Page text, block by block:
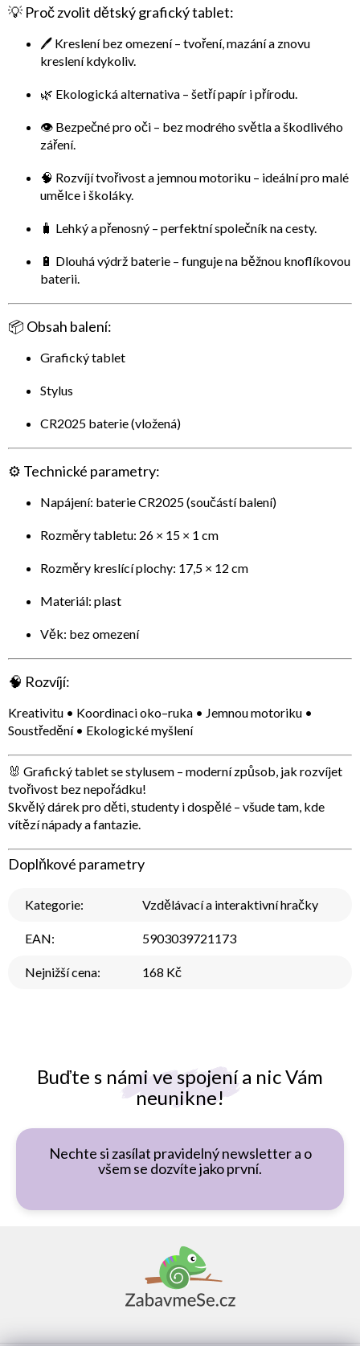
Buďte s námi ve spojení a nic Vám
neunikne!
Nechte si zasílat pravidelný newsletter a o
všem se dozvíte jako první.
💡 Proč zvolit dětský grafický tablet:
🖊️ Kreslení bez omezení– tvoření, mazání a znovu
kreslení kdykoliv.
🌿 Ekologická alternativa – šetří papír i přírodu.
👁️ Bezpečné pro oči – bez modrého světla a škodlivého
záření.
🧠 Rozvíjí tvořivost a jemnou motoriku – ideální pro malé
umělce i školáky.
🧳 Lehký a přenosný – perfektní společník na cesty.
🔋 Dlouhá výdrž baterie – funguje na běžnou knoflíkovou
baterii.
📦 Obsah balení:
Grafický tablet
Stylus
CR2025 baterie (vložená)
⚙️ Technické parametry:
Napájení: baterie CR2025 (součástí balení)
Rozměry tabletu: 26 × 15 × 1 cm
Rozměry kreslící plochy: 17,5 × 12 cm
Materiál: plast
Věk: bez omezení
🧠 Rozvíjí:
Kreativitu • Koordinaci oko–ruka • Jemnou motoriku •
Soustředění • Ekologické myšlení
🐰 Grafický tablet se stylusem – moderní způsob, jak rozvíjet
tvořivost bez nepořádku!
Skvělý dárek pro děti, studenty i dospělé – všude tam, kde
vítězí nápady a fantazie.
Doplňkové parametry
Kategorie: Vzdělávací a interaktivní hračky
EAN: 5903039721173
Nejnižší cena: 168 Kč